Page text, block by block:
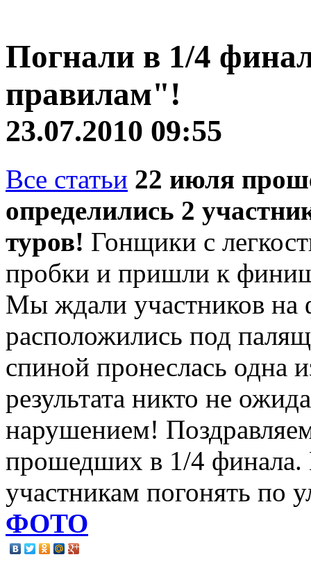
Погнали в 1/4
правилам"!
23.07.2010 09:55
Все статьи 22 июля
определились 2
туров! Гонщики с
пробки и пришли к
Мы ждали участников
расположились под
спиной пронеслась одна
результата никто не
нарушением!
прошедших в 1/4
участникам погонять по
ФОТО